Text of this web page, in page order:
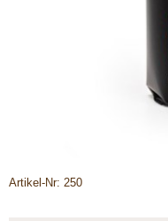
Artikel-Nr: 250